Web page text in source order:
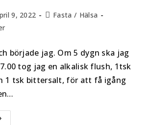
9, 2022 Fasta / Hälsa
började jag. Om 5 dygn ska jag
tog jag en alkalisk flush, 1tsk
1 tsk bittersalt, för att få igång